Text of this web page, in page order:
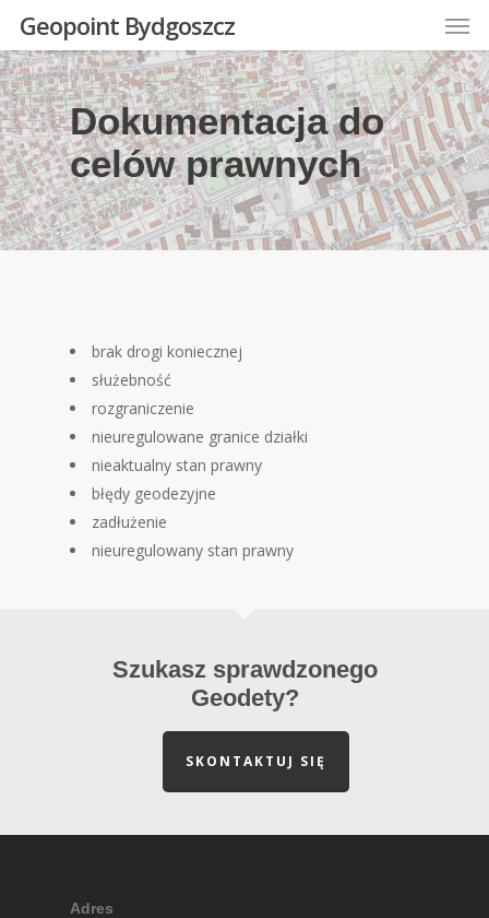
Skip
main
content
Geopoint Bydgoszcz
Dokumentacja do
celów prawnych
brak drogi koniecznej
służebność
rozgraniczenie
nieuregulowane granice działki
nieaktualny stan prawny
błędy geodezyjne
zadłużenie
nieuregulowany stan prawny
Szukasz sprawdzonego
Geodety?
SKONTAKTUJ SIĘ
Adres